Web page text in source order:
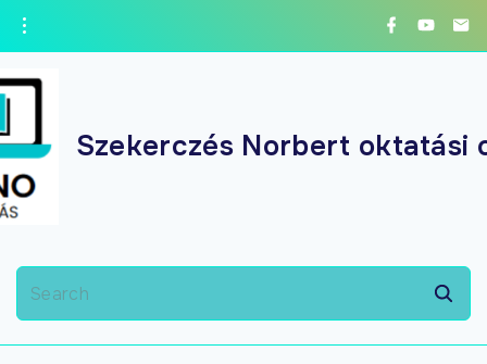
Szekerczés Norbert oktatási